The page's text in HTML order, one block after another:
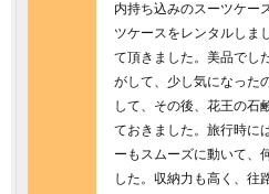
内持ち込みのスーツケー
ツケースをレンタルしま
て頂きました。美品でし
がして、少し気になった
して、その後、花王の石
ておきました。旅行時に
ーもスムーズに動いて、
した。収納力も高く、往